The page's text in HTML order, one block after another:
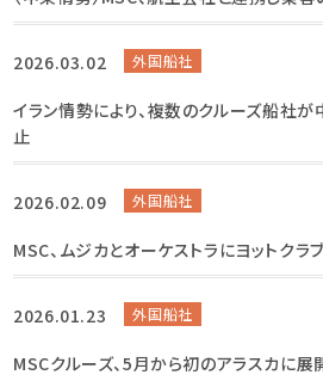
2026.03.02 外国船社
イラン情勢により、複数のクルーズ船社
止
2026.02.09 外国船社
MSC、ムジカとオーケストラにヨットクラ
2026.01.23 外国船社
MSCクルーズ、5月から初のアラスカに展